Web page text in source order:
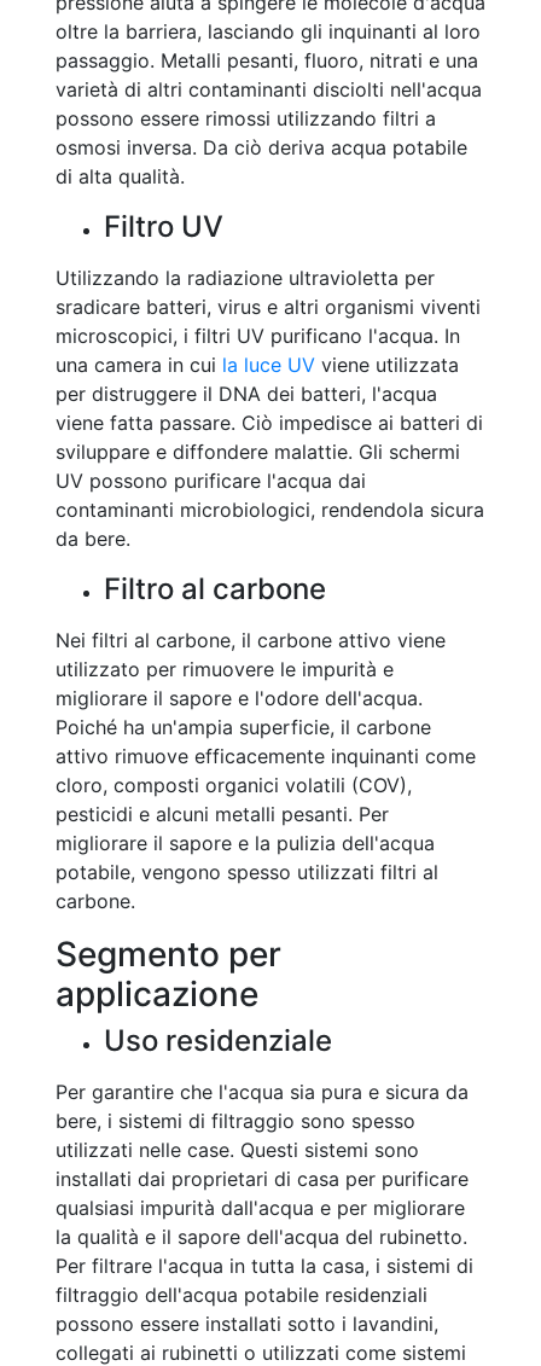
oltre la barriera, lasciando gli inquinanti al loro
passaggio. Metalli pesanti, fluoro, nitrati e una
varietà di altri contaminanti disciolti nell'acqua
possono essere rimossi utilizzando filtri a
osmosi inversa. Da ciò deriva acqua potabile
di alta qualità.
Filtro UV
Utilizzando la radiazione ultravioletta per
sradicare batteri, virus e altri organismi viventi
microscopici, i filtri UV purificano l'acqua. In
una camera in cui la luce UV viene utilizzata
per distruggere il DNA dei batteri, l'acqua
viene fatta passare. Ciò impedisce ai batteri di
sviluppare e diffondere malattie. Gli schermi
UV possono purificare l'acqua dai
contaminanti microbiologici, rendendola sicura
da bere.
Filtro al carbone
Nei filtri al carbone, il carbone attivo viene
utilizzato per rimuovere le impurità e
migliorare il sapore e l'odore dell'acqua.
Poiché ha un'ampia superficie, il carbone
attivo rimuove efficacemente inquinanti come
cloro, composti organici volatili (COV),
pesticidi e alcuni metalli pesanti. Per
migliorare il sapore e la pulizia dell'acqua
potabile, vengono spesso utilizzati filtri al
carbone.
Segmento per
applicazione
Uso residenziale
Per garantire che l'acqua sia pura e sicura da
bere, i sistemi di filtraggio sono spesso
utilizzati nelle case. Questi sistemi sono
installati dai proprietari di casa per purificare
qualsiasi impurità dall'acqua e per migliorare
la qualità e il sapore dell'acqua del rubinetto.
Per filtrare l'acqua in tutta la casa, i sistemi di
filtraggio dell'acqua potabile residenziali
possono essere installati sotto i lavandini,
collegati ai rubinetti o utilizzati come sistemi